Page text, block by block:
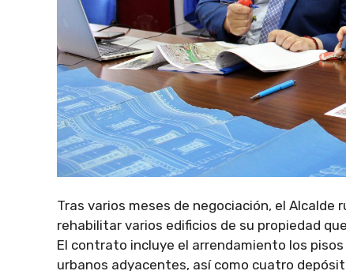
Tras varios meses de negociación, el Alcalde
rehabilitar varios edificios de su propiedad
El contrato incluye el arrendamiento los
urbanos adyacentes, así como cuatro